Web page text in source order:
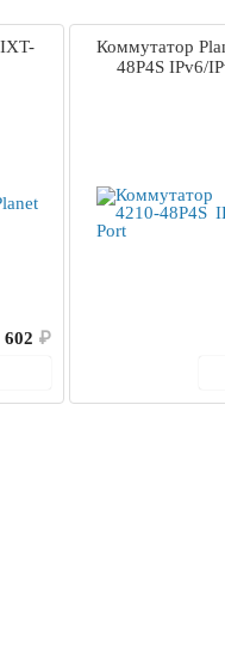
602 ₽
Коммутатор
48P4S IPv6/